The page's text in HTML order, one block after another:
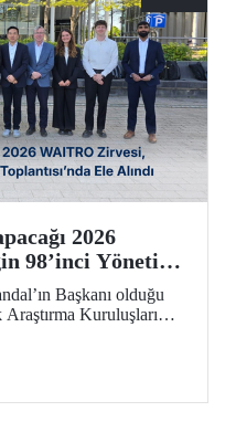
2026
98’inci Yönetim
AlındıBaşkanı olduğu
Kuruluşları
başlıkları arasında